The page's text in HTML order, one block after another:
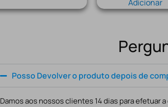
Adicionar
Posso Devolver o produto depois de
Damos aos nossos clientes 14 dias para efetuar